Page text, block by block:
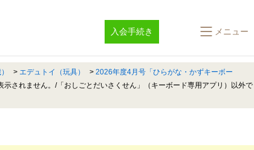
入会手続き メニュー
> エデュトイ（玩具） > 2026年度4月号「ひらがな・かずキーボー
されません。/「おしごとだいさくせん」（キーボード専用アプリ）以外で